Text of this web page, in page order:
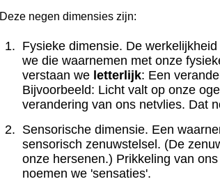
Deze negen dimensies zijn:
Fysieke dimensie. De
we die waarnemen met onze
verstaan we letterlijk: Een
Bijvoorbeeld: Licht valt op onze
verandering van ons netvlies. Dat
Sensorische dimensie. Een
sensorisch zenuwstelsel. (De
onze hersenen.) Prikkeling van
noemen we 'sensaties'.